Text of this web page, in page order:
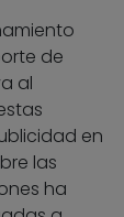
de
al
en
las
ha